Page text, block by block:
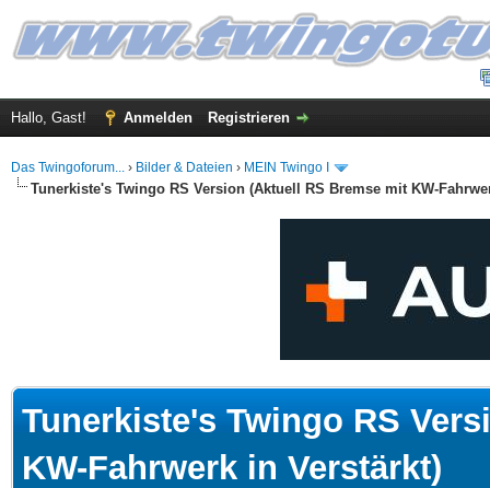
Hallo, Gast! Anmelden Registrieren
Das Twingoforum... › Bilder & Dateien › MEIN Twingo I
Tunerkiste's Twingo RS Version (Aktuell RS Bremse mit KW-
Tunerkiste's Twingo RS
KW-Fahrwerk in Verstärkt)